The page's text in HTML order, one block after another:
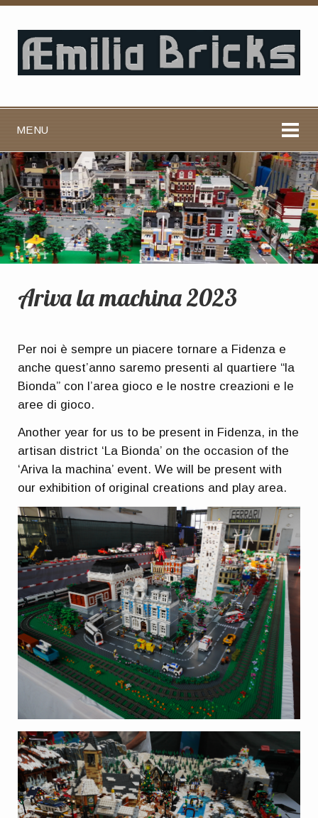
MENU
Ariva la machina 2023
Per noi è sempre un piacere tornare a Fidenza e
anche quest’anno saremo presenti al quartiere “la
Bionda” con l’area gioco e le nostre creazioni e le
aree di gioco.
Another year for us to be present in Fidenza, in the
artisan district ‘La Bionda’ on the occasion of the
‘Ariva la machina’ event. We will be present with
our exhibition of original creations and play area.